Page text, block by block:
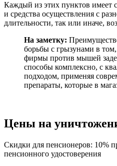
Каждый из этих пунктов имеет
и средства осуществления с
длительности, так или иначе,
На заметку:
борьбы с грызунами в
фирмы против мышей
способы комплексно, с
подходом, применяя
препараты, которые в
Цены на
Скидки для пенсионеров: 10%
пенсионного удостоверения